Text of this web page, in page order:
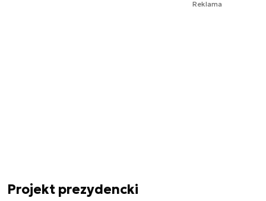
Reklama
Projekt prezydencki